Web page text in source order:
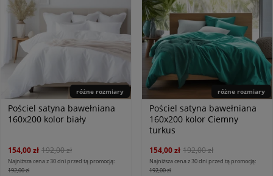
różne rozmiary
Pościel satyna bawełniana
160x200 kolor biały
154,00 zł 192,00 zł
Najniższa cena z 30 dni przed tą promocją:
192,00 zł
różne rozmiary
Pościel satyna bawełniana
160x200 kolor Ciemny
turkus
154,00 zł 192,00 zł
Najniższa cena z 30 dni przed tą promocją:
192,00 zł